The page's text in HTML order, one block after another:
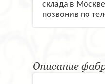
склада в
позвонив по
Описание